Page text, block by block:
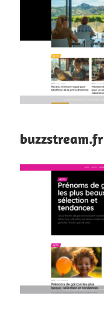
buzzstream.fr